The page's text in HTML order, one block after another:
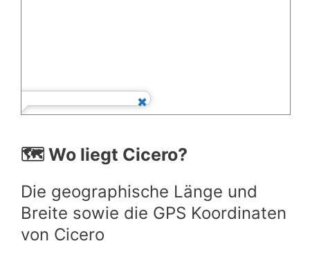
🗺️ Wo liegt Cicero?
Die geographische Länge und
Breite sowie die GPS Koordinaten
von Cicero